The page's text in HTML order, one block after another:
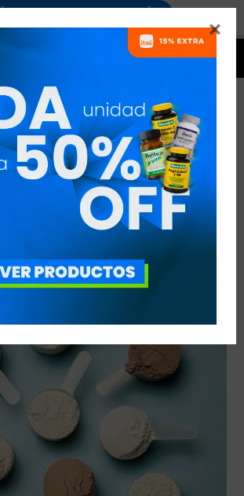

GANADOR DE PESO
VER TODAS LAS ENTRADAS
EntrenamientoNutrición